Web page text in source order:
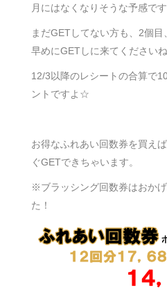
月にはなくなりそうな予感です
まだGETしてない方も、2個
早めにGETしに来てください
12/3以降のレシートの合算で
ントですよ☆
お得なふれあい回数券を買え
ぐGETできちゃいます。
※ブラッシング回数券はおか
た！